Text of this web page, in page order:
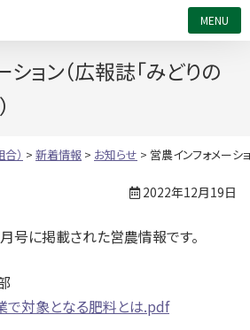
ション（広報誌「みどりの
） > 新着情報 > お知らせ > 営農インフォメー
2022年12月19日
号に掲載された営農情報です。
対象となる肥料とは.pdf